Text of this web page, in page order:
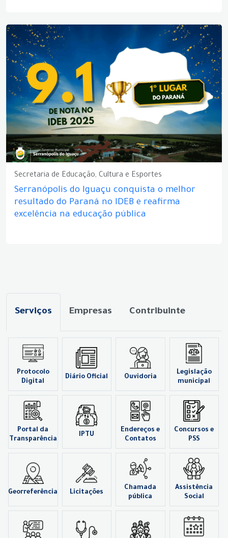
Secretaria de Educação, Cultura e Esportes
Serranópolis do Iguaçu conquista o melhor
resultado do Paraná no IDEB e reafirma
excelência na educação pública
Serviços Empresas Contribuinte
Protocolo
Digital
Diário Oficial Ouvidoria
Legislação
municipal
Portal da
Transparência
IPTU
Endereços e
Contatos
Concursos e
PSS
Georreferência Licitações
Chamada
pública
Assistência
Social